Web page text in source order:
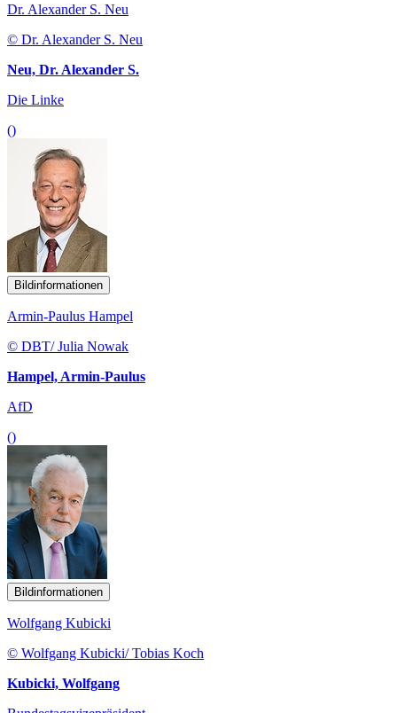
Dr. Alexander S. Neu
© Dr. Alexander S. Neu
Neu, Dr. Alexander S.
Die Linke
()
Bildinformationen
Armin-Paulus Hampel
© DBT/ Julia Nowak
Hampel, Armin-Paulus
AfD
()
Bildinformationen
Wolfgang Kubicki
© Wolfgang Kubicki/ Tobias Koch
Kubicki, Wolfgang